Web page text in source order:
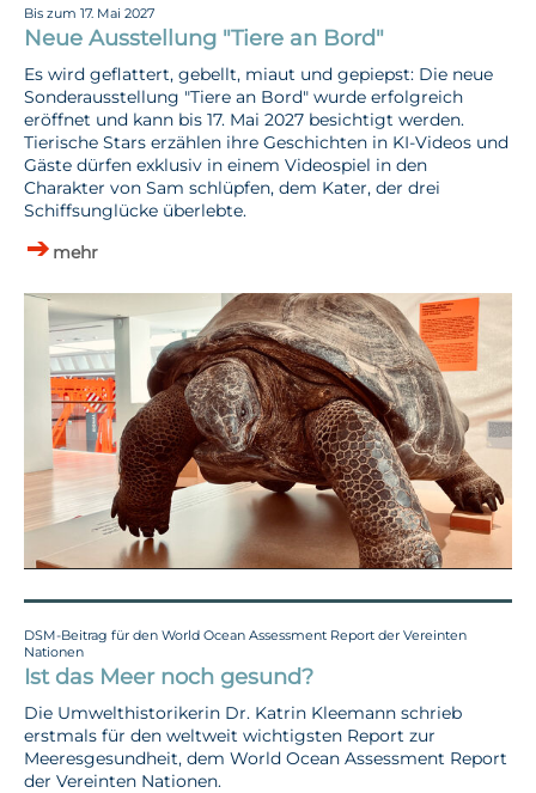
Bis zum 17. Mai 2027
Neue Ausstellung "Tiere an Bord"
Es wird geflattert, gebellt, miaut und gepiepst: Die neue
Sonderausstellung "Tiere an Bord" wurde erfolgreich
eröffnet und kann bis 17. Mai 2027 besichtigt werden.
Tierische Stars erzählen ihre Geschichten in KI-Videos und
Gäste dürfen exklusiv in einem Videospiel in den
Charakter von Sam schlüpfen, dem Kater, der drei
Schiffsunglücke überlebte.
mehr
DSM-Beitrag für den World Ocean Assessment Report der Vereinten
Nationen
Ist das Meer noch gesund?
Die Umwelthistorikerin Dr. Katrin Kleemann schrieb
erstmals für den weltweit wichtigsten Report zur
Meeresgesundheit, dem World Ocean Assessment Report
der Vereinten Nationen.